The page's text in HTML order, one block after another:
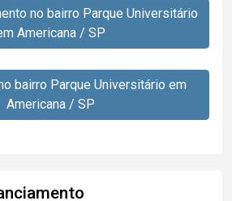
no bairro Parque Universitário
Americana / SP
bairro Parque Universitário em
Americana / SP